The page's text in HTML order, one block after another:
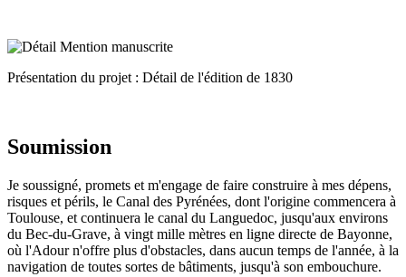
Présentation du projet : Détail de l'édition de 1830
Soumission
Je soussigné, promets et m'engage de faire construire à mes dépens,
risques et périls, le Canal des Pyrénées, dont l'origine commencera à
Toulouse, et continuera le canal du Languedoc, jusqu'aux environs
du Bec-du-Grave, à vingt mille mètres en ligne directe de Bayonne,
où l'Adour n'offre plus d'obstacles, dans aucun temps de l'année, à la
navigation de toutes sortes de bâtiments, jusqu'à son embouchure.